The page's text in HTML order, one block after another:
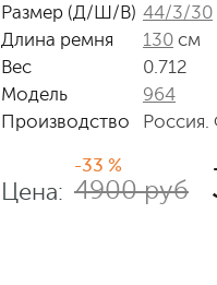
Размер (Д/Ш/В) 44/3/30
Длина ремня 130 см
Вес
0.712
Модель
964
Производство
Россия.
Цена:
-33 %
4900 руб